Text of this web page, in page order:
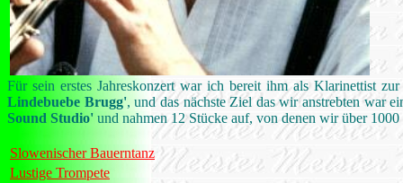
Für sein erstes Jahreskonzert war ich bereit ihm als Klarinettist
Lindebuebe Brugg', und das nächste Ziel das wir anstrebten war
Sound Studio' und nahmen 12 Stücke auf, von denen wir über 1000
Slowenischer Bauerntanz
Lustige Trompete